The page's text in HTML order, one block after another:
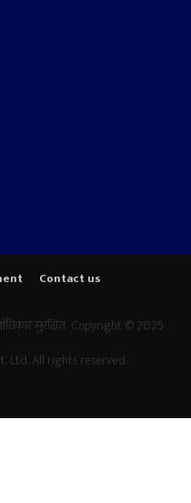
Contact us
सुरक्षित Copyright © 2025
Ltd. All rights reserved.